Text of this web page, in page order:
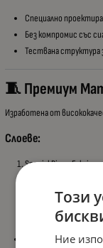
Специално
Без компромис със
Тествана структура
🧵 Премиум
Изработена от
Слоеве:
Special Pique Fabric
Flexi Sponge + Anti-
деформации
Устойчива на
Този
Ние